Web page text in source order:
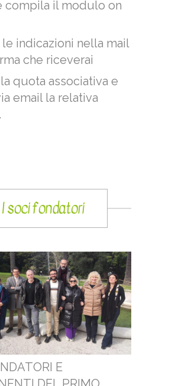
compila il modulo on
le indicazioni nella mail
che riceverai
quota associativa e
email la relativa
I soci fondatori
E